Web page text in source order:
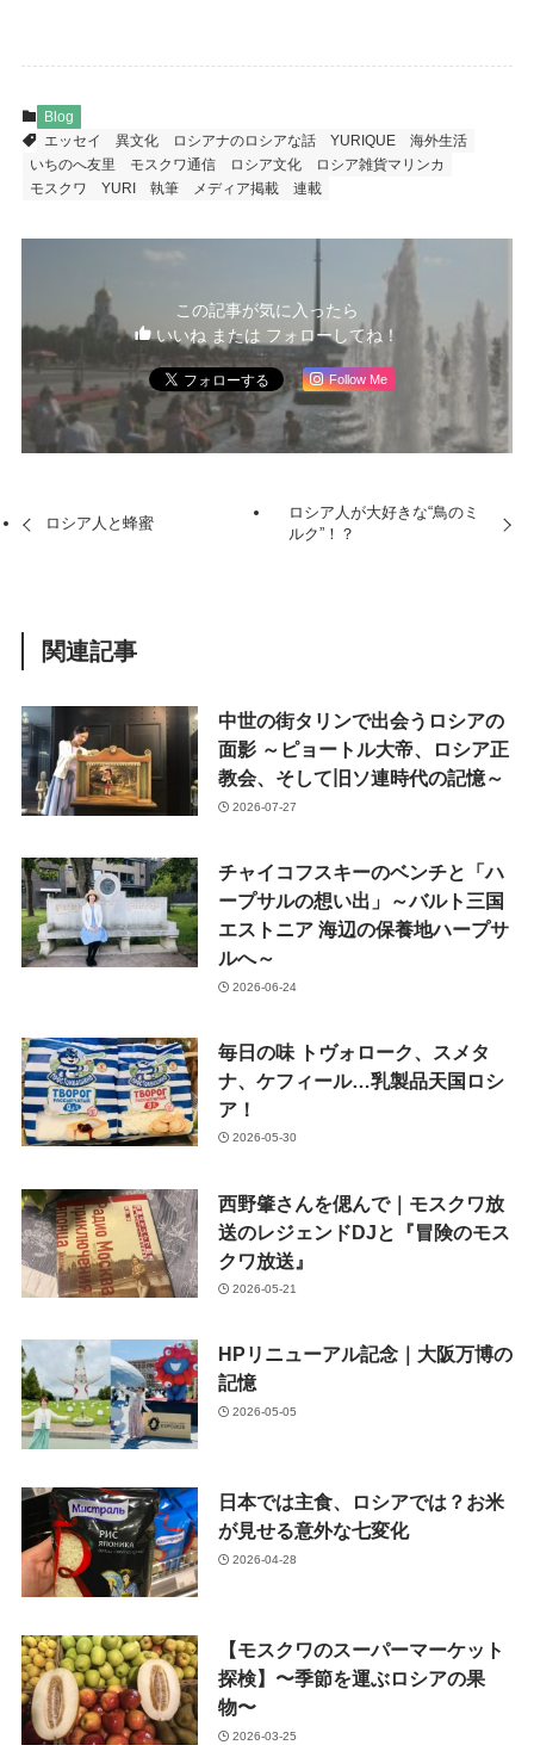
Blog
エッセイ
異文化 ロシアナのロシアな話 YURIQUE
海外生活
いちのへ友里
モスクワ通信 ロシア文化
ロシア雑貨マリンカ
モスクワ
YURI 執筆 メディア掲載 連載
この記事が気に入ったら
いいね または フォローしてね！
Follow Me
ロシア人と蜂蜜
ロシア人が大好きな“鳥のミ
ルク”！？
関連記事
中世の街タリンで出会うロシアの
面影 ～ピョートル大帝、ロシア正
教会、そして旧ソ連時代の記憶～
2026-07-27
チャイコフスキーのベンチと「ハ
ープサルの想い出」～バルト三国
エストニア 海辺の保養地ハープサ
ルへ～
2026-06-24
毎日の味 トヴォローク、スメタ
ナ、ケフィール…乳製品天国ロシ
ア！
2026-05-30
西野肇さんを偲んで｜モスクワ放
送のレジェンドDJと『冒険のモス
クワ放送』
2026-05-21
HPリニューアル記念｜大阪万博の
記憶
2026-05-05
日本では主食、ロシアでは？お米
が見せる意外な七変化
2026-04-28
【モスクワのスーパーマーケット
探検】〜季節を運ぶロシアの果
物〜
2026-03-25